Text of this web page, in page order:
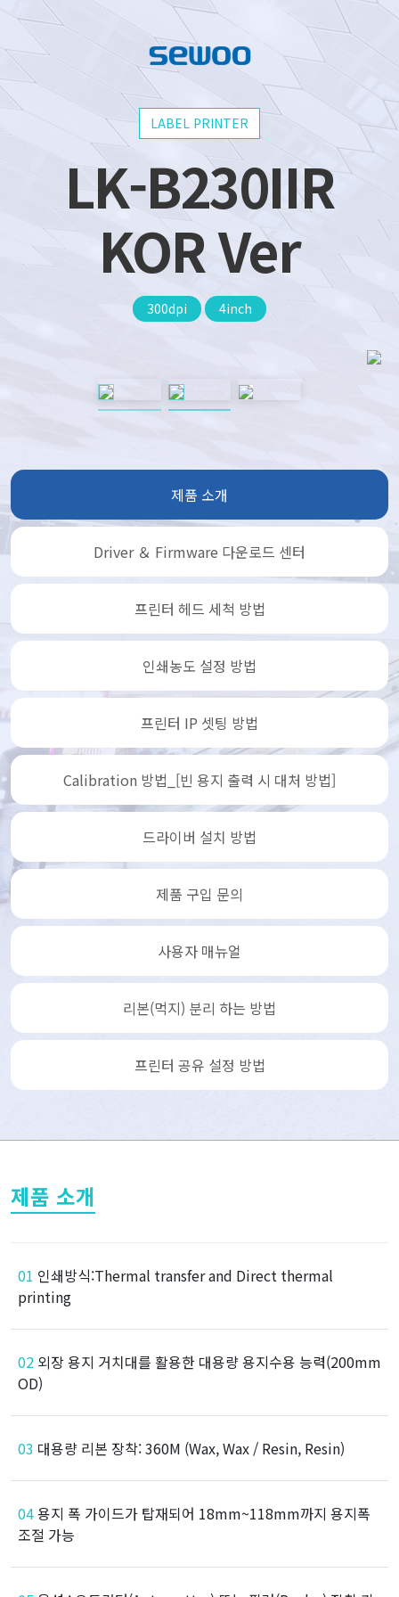
LABEL PRINTER
LK-B230IIR
KOR Ver
300dpi 4inch
제품 소개
Driver ＆ Firmware 다운로드 센터
프린터 헤드 세척 방법
인쇄농도 설정 방법
프린터 IP 셋팅 방법
Calibration 방법_[빈 용지 출력 시 대처 방법]
드라이버 설치 방법
제품 구입 문의
사용자 매뉴얼
리본(먹지) 분리 하는 방법
프린터 공유 설정 방법
제품 소개
01 인쇄방식:Thermal transfer and Direct thermal
printing
02 외장 용지 거치대를 활용한 대용량 용지수용 능력(200mm
OD)
03 대용량 리본 장착: 360M (Wax, Wax / Resin, Resin)
04용지 폭 가이드가 탑재되어 18mm~118mm까지 용지폭
조절 가능